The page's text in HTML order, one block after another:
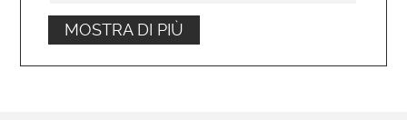
Posizionamento:
Verticale o orizzontale
MOSTRA DI PIÙ